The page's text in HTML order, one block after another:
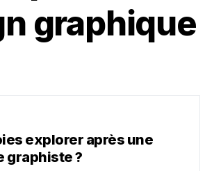
graphique
explorer après une
graphiste ?